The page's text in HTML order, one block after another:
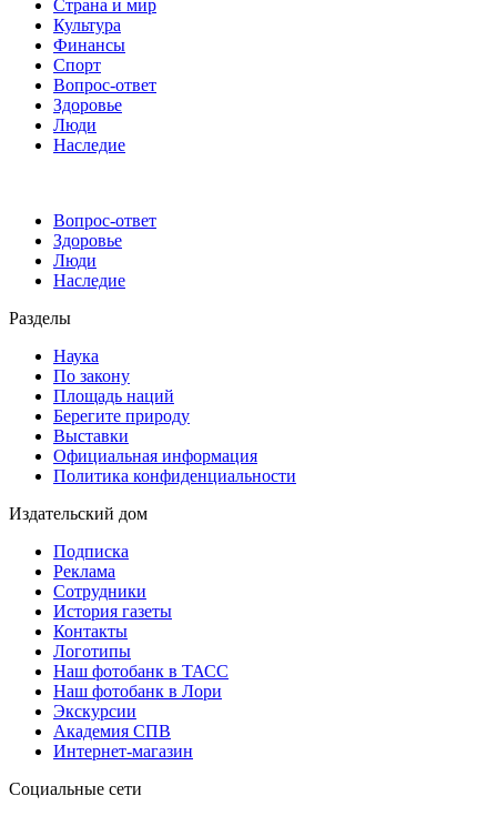
Страна и мир
Культура
Финансы
Спорт
Вопрос-ответ
Здоровье
Люди
Наследие
Вопрос-ответ
Здоровье
Люди
Наследие
Разделы
Наука
По закону
Площадь наций
Берегите природу
Выставки
Официальная информация
Политика конфиденциальности
Издательский дом
Подписка
Реклама
Сотрудники
История газеты
Контакты
Логотипы
Наш фотобанк в ТАСС
Наш фотобанк в Лори
Экскурсии
Академия СПВ
Интернет-магазин
Социальные сети